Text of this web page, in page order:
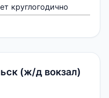
круглогодично
(ж/д вокзал)